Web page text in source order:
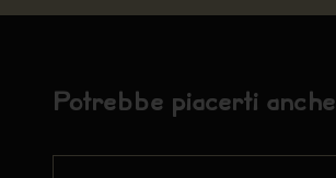
Potrebbe piacerti anche